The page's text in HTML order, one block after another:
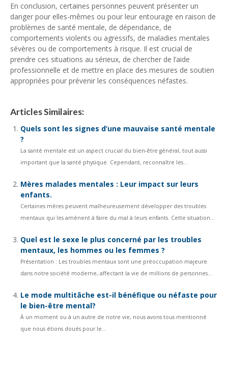
En conclusion, certaines personnes peuvent présenter un
danger pour elles-mêmes ou pour leur entourage en raison de
problèmes de santé mentale, de dépendance, de
comportements violents ou agressifs, de maladies mentales
sévères ou de comportements à risque. Il est crucial de
prendre ces situations au sérieux, de chercher de l’aide
professionnelle et de mettre en place des mesures de soutien
appropriées pour prévenir les conséquences néfastes.
Articles Similaires:
Quels sont les signes d’une mauvaise santé mentale
?
La santé mentale est un aspect crucial du bien-être général, tout aussi
important que la santé physique. Cependant, reconnaître les...
Mères malades mentales : Leur impact sur leurs
enfants.
Certaines mères peuvent malheureusement développer des troubles
mentaux qui les amènent à faire du mal à leurs enfants. Cette situation...
Quel est le sexe le plus concerné par les troubles
mentaux, les hommes ou les femmes ?
Présentation : Les troubles mentaux sont une préoccupation majeure
dans notre société moderne, affectant la vie de millions de personnes...
Le mode multitâche est-il bénéfique ou néfaste pour
le bien-être mental?
À un moment ou à un autre de notre vie, nous avons tous mentionné
que nous étions doués pour le...